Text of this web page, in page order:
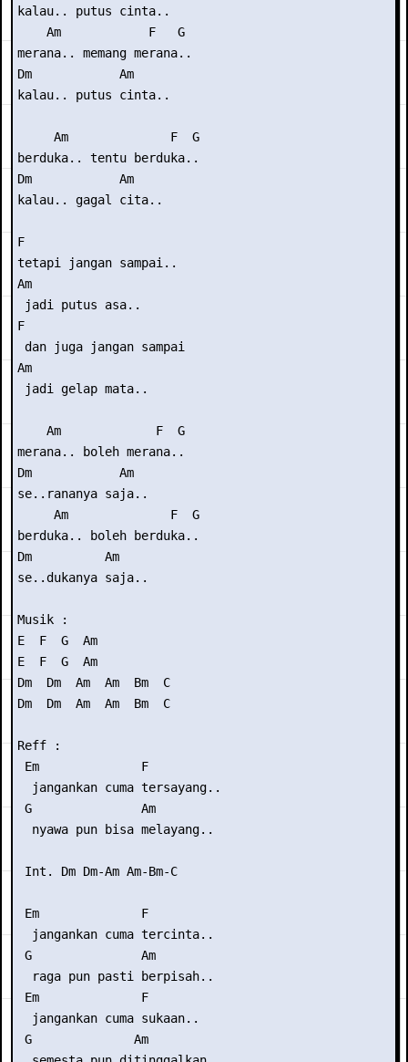
kalau.. putus cinta..
    Am            F   G
merana.. memang merana..
Dm            Am
kalau.. putus cinta..
     Am              F  G
berduka.. tentu berduka..
Dm            Am
kalau.. gagal cita..
F
tetapi jangan sampai..
Am
jadi putus asa..
F
dan juga jangan sampai
Am
jadi gelap mata..
    Am             F  G
merana.. boleh merana..
Dm            Am
se..rananya saja..
     Am              F  G
berduka.. boleh berduka..
Dm          Am
se..dukanya saja..
Musik :
E  F  G  Am
E  F  G  Am
Dm  Dm  Am  Am  Bm  C
Dm  Dm  Am  Am  Bm  C
Reff :
Em              F
  jangankan cuma tersayang..
G               Am
  nyawa pun bisa melayang..
Int. Dm Dm-Am Am-Bm-C
Em              F
  jangankan cuma tercinta..
G               Am
  raga pun pasti berpisah..
Em              F
  jangankan cuma sukaan..
G              Am